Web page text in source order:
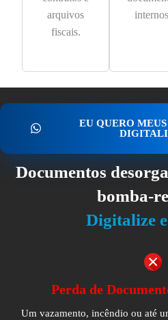
arquivos
fiscais.
EU QUERO
Documentos
bomba-
Digitalize
Perda de
Um vazamento, incêndio ou até